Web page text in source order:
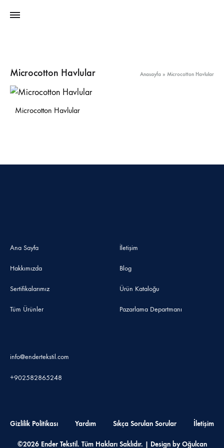
Microcotton Havlular Anasayfa » Microcotton Havlular
Microcotton Havlular
Ana Sayfa
Hakkımızda
Sertifikalarımız
Tüm Ürünler
İletişim
Blog
Ürün Kataloğu
Pazarlama Departmanı
info@endertekstil.com
+902582865248
©2026 Ender Tekstil. Tüm Hakları Saklıdır. | Design by Oğulcan
Gizlilik Politikası Yardım Sıkça Sorulan Sorular İletişim